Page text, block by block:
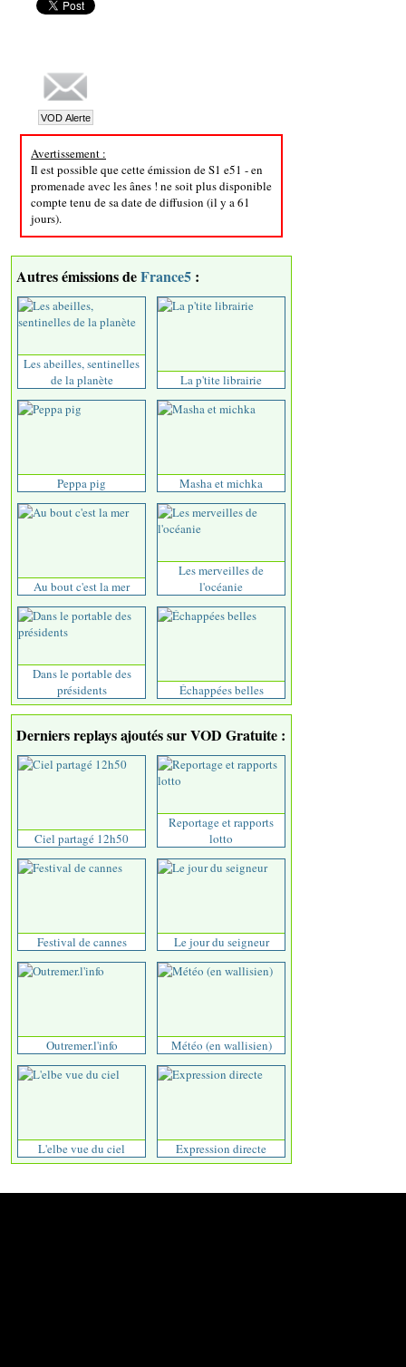
Avertissement :
Il est possible que cette émission de S1 e51 - en
promenade avec les ânes ! ne soit plus disponible
compte tenu de sa date de diffusion (il y a 61
jours).
Autres émissions deFrance5 :
Les abeilles, sentinelles
de la planète
La p'tite librairie
Peppa pig Masha et michka
Au bout c'est la mer
Les merveilles de
l'océanie
Dans le portable des
présidents
Échappées belles
Derniers replays ajoutés sur VOD Gratuite :
Ciel partagé 12h50
Reportage et rapports
lotto
Festival de cannes Le jour du seigneur
Outremer.l'info Météo (en wallisien)
L'elbe vue du ciel Expression directe